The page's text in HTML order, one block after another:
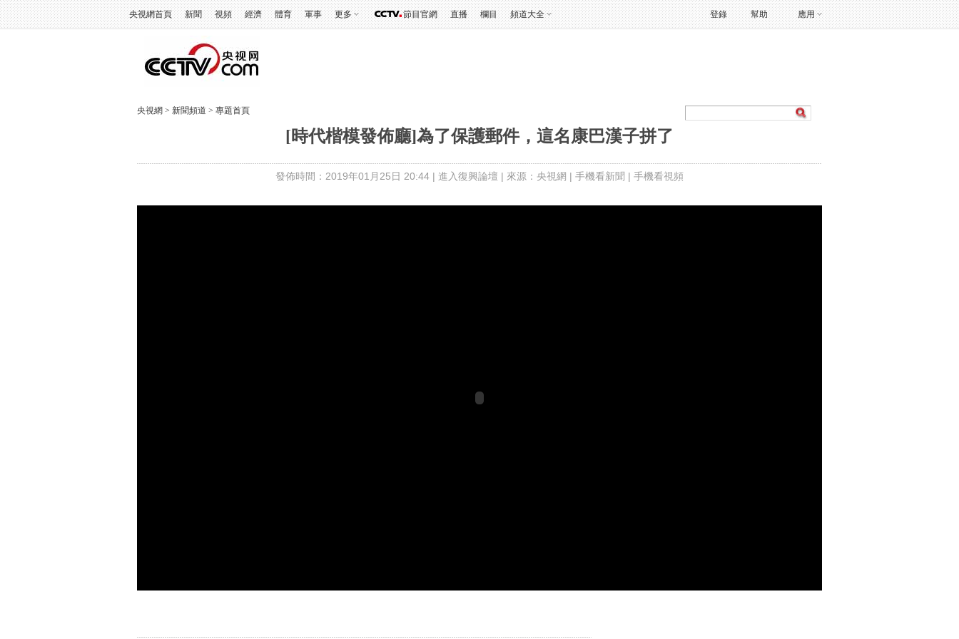
央視網首頁 新聞 視頻 經濟 體育 軍事 更多 節目官網 直播 欄目 頻道大全 幫助 應用
登錄
央視網 > 新聞頻道 > 專題首頁
[時代楷模發佈廳]為了保護郵件，這名康巴漢子拼了
發佈時間：2019年01月25日 20:44 | 進入復興論壇 | 來源：央視網 | 手機看新聞 | 手機看視頻